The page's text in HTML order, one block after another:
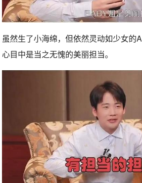
虽然生了小海绵，但依然灵动如少女的
心目中是当之无愧的美丽担当。